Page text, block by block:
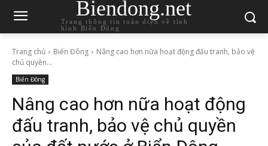
Biendong.net
Trang thông tin toàn diện về tình
hình Biển Đông
Trang chủ Biển Đông
Nâng cao hơn nữa hoạt động đấu tranh, bảo vệ
chủ quyền...
Biển Đông
Nâng cao hơn nữa hoạt động
đấu tranh, bảo vệ chủ quyền